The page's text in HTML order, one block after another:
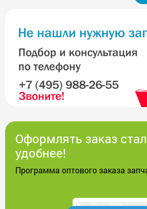
Оформлять заказ
удобнее!
Программа оптового заказа